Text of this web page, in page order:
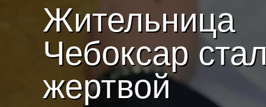
Жительница
Чебоксар
жертвой